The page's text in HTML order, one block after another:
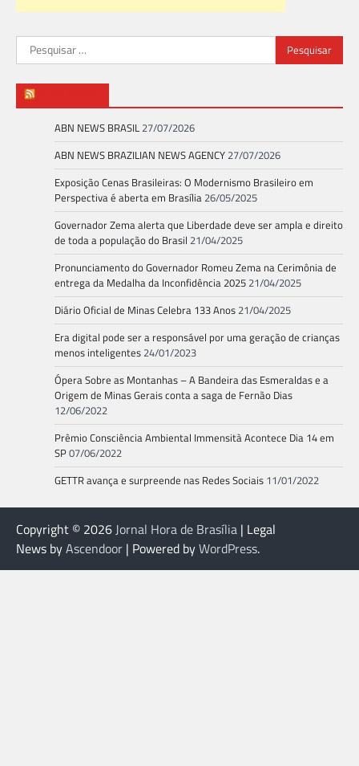
Pesquisar
por:
ABN NEWS BRASIL 27/07/2026
ABN NEWS BRAZILIAN NEWS AGENCY 27/07/2026
Exposição Cenas Brasileiras: O Modernismo Brasileiro em
Perspectiva é aberta em Brasília 26/05/2025
Governador Zema alerta que Liberdade deve ser ampla e direito
de toda a população do Brasil 21/04/2025
Pronunciamento do Governador Romeu Zema na Cerimônia de
entrega da Medalha da Inconfidência 2025 21/04/2025
Diário Oficial de Minas Celebra 133 Anos 21/04/2025
Era digital pode ser a responsável por uma geração de crianças
menos inteligentes 24/01/2023
Ópera Sobre as Montanhas – A Bandeira das Esmeraldas e a
Origem de Minas Gerais conta a saga de Fernão Dias
12/06/2022
Prêmio Consciência Ambiental Immensità Acontece Dia 14 em
SP07/06/2022
GETTR avança e surpreende nas Redes Sociais 11/01/2022
Copyright © 2026Jornal Hora de Brasília | Legal
News byAscendoor | Powered byWordPress.